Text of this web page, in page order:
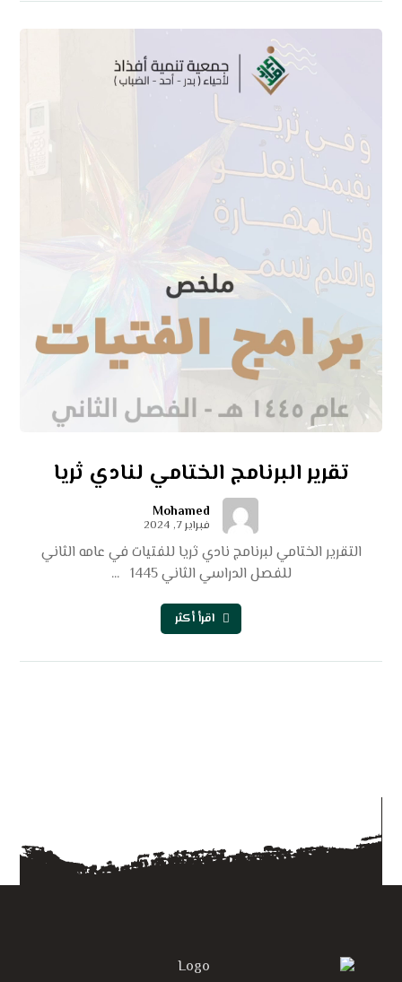
تقرير البرنامج الختامي لنادي ثريا
Mohamed
فبراير 7, 2024
التقرير الختامي لبرنامج نادي ثريا للفتيات في عامه الثاني
للفصل الدراسي الثاني 1445 ...
اقرأ أكثر